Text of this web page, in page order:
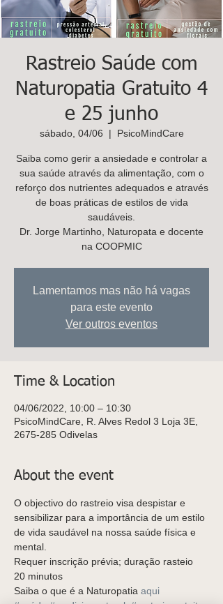
KidsCare
Contacte-
soluçã
o!
Marcar
Rastreio Saúde com
Naturopatia Gratuito 4
e 25 junho
sábado, 04/06
  |
PsicoMindCare
Saiba como gerir a ansiedade e controlar a
sua saúde através da alimentação, com o
reforço dos nutrientes adequados e através
de boas práticas de estilos de vida
saudáveis.
Dr. Jorge Martinho, Naturopata e docente
na COOPMIC
Lamentamos mas não há vagas
para este evento
Ver outros eventos
Time & Location
04/06/2022, 10:00 – 10:30
PsicoMindCare, R. Alves Redol 3 Loja 3E,
2675-285 Odivelas
About the event
O objectivo do rastreio visa despistar e
sensibilizar para a importância de um estilo
de vida saudável na nossa saúde física e
mental.
Requer inscrição prévia; duração rasteio
20 minutos
Saiba o que é a Naturopatia aqui